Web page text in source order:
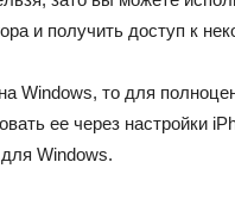
и получить доступ к
Windows, то для
ее через настройки
Windows.